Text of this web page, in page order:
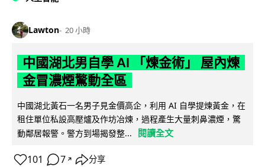
Lawton 20 小時
中國湖北男自學 AI 「煉金術」 屋內煉
金冒濃煙驚動全區
中國湖北黃石一名男子見金價高企，利用 AI 自學提煉黃金，在
租住單位私設高壓爐及作坊冶煉，過程產生大量刺鼻濃煙，驚
動鄰居報警。警方到場揭發整...
閱讀全文
101 7 ↗ 分享